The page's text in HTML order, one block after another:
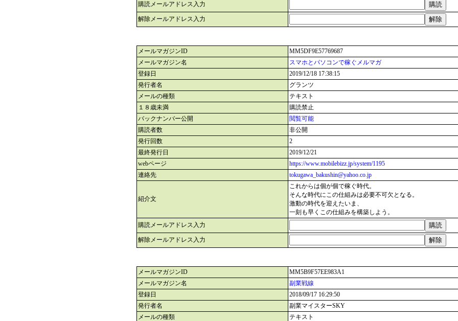
購読メールアドレス入力
解除メールアドレス入力
メールマガジンID
MM5DF9E57769687
メールマガジン名
スマホとパソコンで稼ぐメルマガ
登録日
2019/12/18 17:38:15
発行者名
グランツ
メールの種類
テキスト
１８歳未満
購読禁止
バックナンバー公開
閲覧可能
購読者数
非公開
発行回数
2
最終発行日
2019/12/21
webページ
https://www.mobilebizz.jp/system/1195
連絡先
tokugawa_bakushin@yahoo.co.jp
紹介文
これからは個が個で稼ぐ時代。
そんな時代にこの仕組みは必要不可欠となる。
激動の時代を迎えたいま、
一刻も早くこの仕組みを構築しよう。
購読メールアドレス入力
解除メールアドレス入力
メールマガジンID
MM5B9F57EE983A1
メールマガジン名
副業戦線
登録日
2018/09/17 16:29:50
発行者名
副業マイスターSKY
メールの種類
テキスト